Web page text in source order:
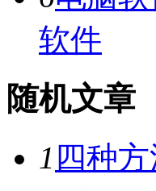
软件
随机文章
1 四种